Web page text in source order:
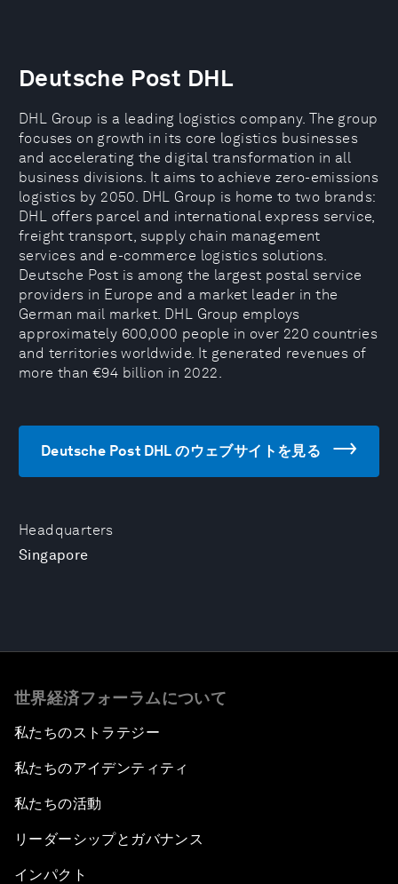
Headquarters
Singapore
Deutsche Post DHL
DHL Group is a leading logistics company. The group
focuses on growth in its core logistics businesses
and accelerating the digital transformation in all
business divisions. It aims to achieve zero-emissions
logistics by 2050. DHL Group is home to two brands:
DHL offers parcel and international express service,
freight transport, supply chain management
services and e-commerce logistics solutions.
Deutsche Post is among the largest postal service
providers in Europe and a market leader in the
German mail market. DHL Group employs
approximately 600,000 people in over 220 countries
and territories worldwide. It generated revenues of
more than €94 billion in 2022.
Deutsche Post DHL のウェブサイトを見る
世界経済フォーラムについて
私たちのストラテジー
私たちのアイデンティティ
私たちの活動
リーダーシップとガバナンス
インパクト